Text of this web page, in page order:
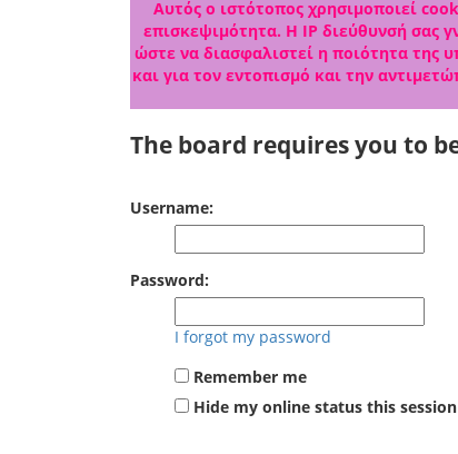
Αυτός ο ιστότοπος χρησιμοποιεί
επισκεψιμότητα. Η IP διεύθυνσή σας
ώστε να διασφαλιστεί η ποιότητα της
και για τον εντοπισμό και την
The board requires you to
Username:
Password:
I forgot my password
Remember me
Hide my online status this session